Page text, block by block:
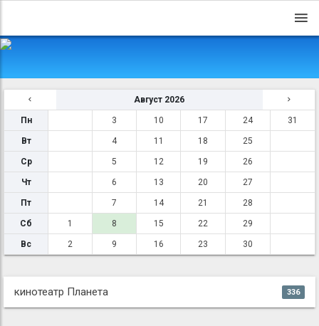
Август 2026
Пн 3 10 17 24 31
Вт 4 11 18 25
Ср 5 12 19 26
Чт 6 13 20 27
Пт 7 14 21 28
Сб 1 8 15 22 29
Вс 2 9 16 23 30
кинотеатр Планета 336